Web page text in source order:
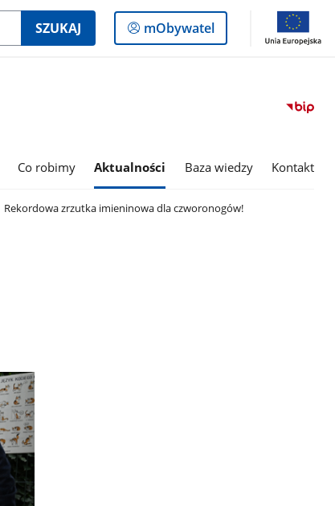
SZUKAJ
Logowanie
do
mObywatel
Co robimy Aktualności Baza wiedzy Kontakt
Rekordowa zrzutka imieninowa dla czworonogów!